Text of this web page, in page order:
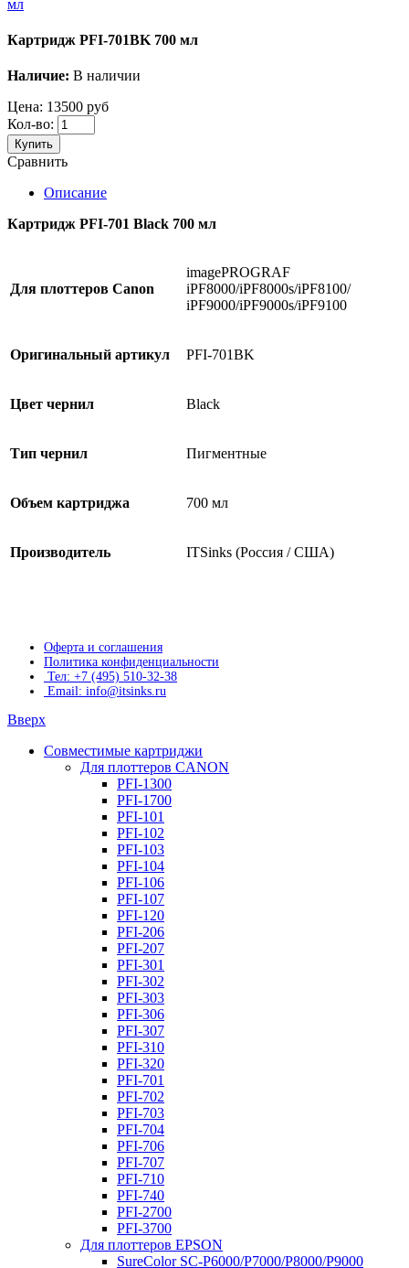
Картридж PFI-701BK 700 мл
Наличие: В наличии
Цена: 13500 руб
Кол-во:
Купить
Сравнить
Описание
Картридж PFI-701 Black 700 мл
Для плоттеров Canon
imagePROGRAF
iPF8000/iPF8000s/iPF8100/
iPF9000/iPF9000s/iPF9100
Оригинальный артикул PFI-701BK
Цвет чернил Black
Тип чернил Пигментные
Объем картриджа 700 мл
Производитель ITSinks (Россия / США)
Оферта и соглашения
Политика конфиденциальности
Тел: +7 (495) 510-32-38
Email: info@itsinks.ru
Вверх
Совместимые картриджи
Для плоттеров CANON
PFI-1300
PFI-1700
PFI-101
PFI-102
PFI-103
PFI-104
PFI-106
PFI-107
PFI-120
PFI-206
PFI-207
PFI-301
PFI-302
PFI-303
PFI-306
PFI-307
PFI-310
PFI-320
PFI-701
PFI-702
PFI-703
PFI-704
PFI-706
PFI-707
PFI-710
PFI-740
PFI-2700
PFI-3700
Для плоттеров EPSON
SureColor SC-P6000/P7000/P8000/P9000